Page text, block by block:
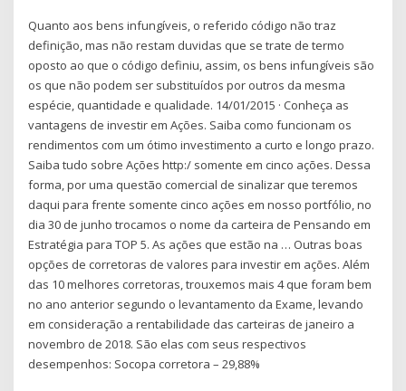
Quanto aos bens infungíveis, o referido código não traz
definição, mas não restam duvidas que se trate de termo
oposto ao que o código definiu, assim, os bens infungíveis são
os que não podem ser substituídos por outros da mesma
espécie, quantidade e qualidade. 14/01/2015 · Conheça as
vantagens de investir em Ações. Saiba como funcionam os
rendimentos com um ótimo investimento a curto e longo prazo.
Saiba tudo sobre Ações http:/ somente em cinco ações. Dessa
forma, por uma questão comercial de sinalizar que teremos
daqui para frente somente cinco ações em nosso portfólio, no
dia 30 de junho trocamos o nome da carteira de Pensando em
Estratégia para TOP 5. As ações que estão na … Outras boas
opções de corretoras de valores para investir em ações. Além
das 10 melhores corretoras, trouxemos mais 4 que foram bem
no ano anterior segundo o levantamento da Exame, levando
em consideração a rentabilidade das carteiras de janeiro a
novembro de 2018. São elas com seus respectivos
desempenhos: Socopa corretora – 29,88%